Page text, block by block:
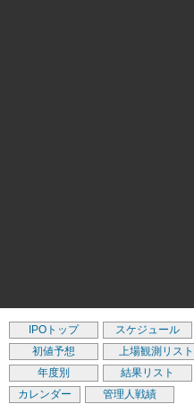
IPOトップ スケジュール
初値予想
上場観測リスト
年度別
結果リスト
カレンダー
管理人戦績